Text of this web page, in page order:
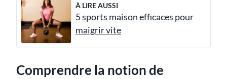
À LIRE AUSSI
5 sports maison efficaces pour
maigrir vite
Comprendre la notion de